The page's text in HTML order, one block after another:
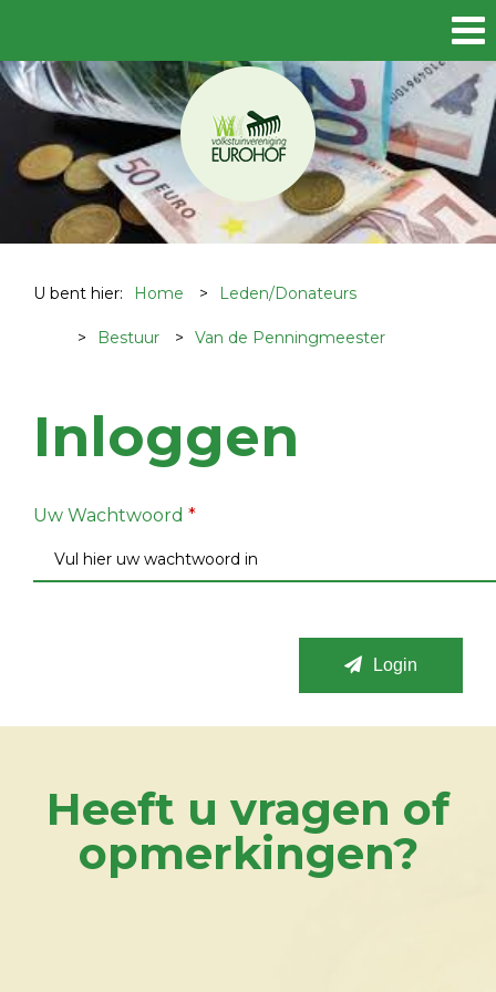
U bent hier: Home > Leden/Donateurs
> Bestuur > Van de Penningmeester
Inloggen
Uw Wachtwoord *
Login
Heeft u vragen of
opmerkingen?